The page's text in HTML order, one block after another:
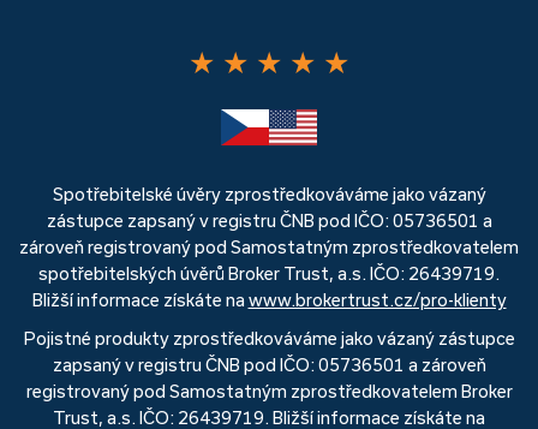
★ ★ ★ ★ ★
Spotřebitelské úvěry zprostředkováváme jako vázaný
zástupce zapsaný v registru ČNB pod IČO: 05736501 a
zároveň registrovaný pod Samostatným zprostředkovatelem
spotřebitelských úvěrů Broker Trust, a.s. IČO: 26439719.
Bližší informace získáte na www.brokertrust.cz/pro-klienty
Pojistné produkty zprostředkováváme jako vázaný zástupce
zapsaný v registru ČNB pod IČO: 05736501 a zároveň
registrovaný pod Samostatným zprostředkovatelem Broker
Trust, a.s. IČO: 26439719. Bližší informace získáte na